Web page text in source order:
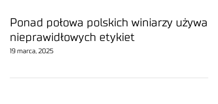
Ponad połowa polskich winiarzy używa
nieprawidłowych etykiet
19 marca, 2025